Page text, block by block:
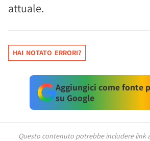
attuale.
HAI NOTATO ERRORI?
Aggiungici come fonte
su Google
Questo contenuto potrebbe includere link